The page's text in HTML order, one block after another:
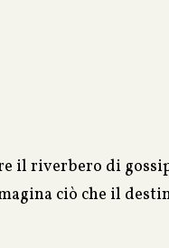
il riverbero di
ciò che il